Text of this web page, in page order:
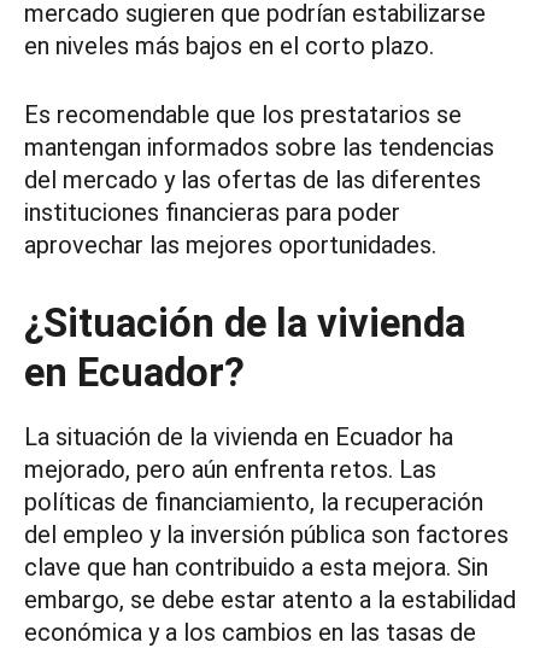
mercado sugieren que podrían estabilizarse
en niveles más bajos en el corto plazo.
Es recomendable que los prestatarios se
mantengan informados sobre las tendencias
del mercado y las ofertas de las diferentes
instituciones financieras para poder
aprovechar las mejores oportunidades.
¿Situación de la vivienda
en Ecuador?
La situación de la vivienda en Ecuador ha
mejorado, pero aún enfrenta retos. Las
políticas de financiamiento, la recuperación
del empleo y la inversión pública son factores
clave que han contribuido a esta mejora. Sin
embargo, se debe estar atento a la estabilidad
económica y a los cambios en las tasas de